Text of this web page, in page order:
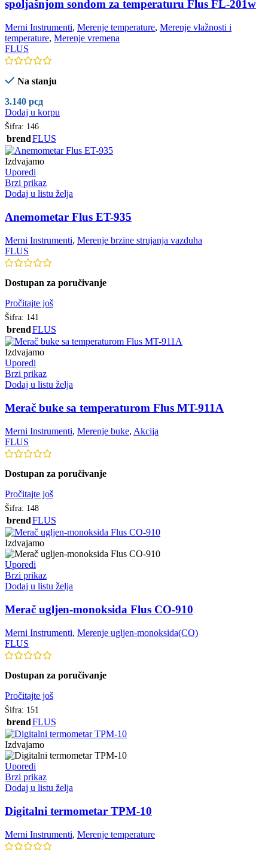
spoljašnjom sondom za temperaturu Flus FL-201w
Merni Instrumenti, Merenje temperature, Merenje vlažnosti i
temperature, Merenje vremena
FLUS
Na stanju
3.140 рсд
Dodaj u korpu
Šifra: 146
brendFLUS
Izdvajamo
Uporedi
Brzi prikaz
Dodaj u listu želja
Anemometar Flus ET-935
Merni Instrumenti, Merenje brzine strujanja vazduha
FLUS
Dostupan za poručivanje
Pročitajte još
Šifra: 141
brendFLUS
Izdvajamo
Uporedi
Brzi prikaz
Dodaj u listu želja
Merač buke sa temperaturom Flus MT-911A
Merni Instrumenti, Merenje buke, Akcija
FLUS
Dostupan za poručivanje
Pročitajte još
Šifra: 148
brendFLUS
Izdvajamo
Uporedi
Brzi prikaz
Dodaj u listu želja
Merač ugljen-monoksida Flus CO-910
Merni Instrumenti, Merenje ugljen-monoksida(CO)
FLUS
Dostupan za poručivanje
Pročitajte još
Šifra: 151
brendFLUS
Izdvajamo
Uporedi
Brzi prikaz
Dodaj u listu želja
Digitalni termometar TPM-10
Merni Instrumenti, Merenje temperature